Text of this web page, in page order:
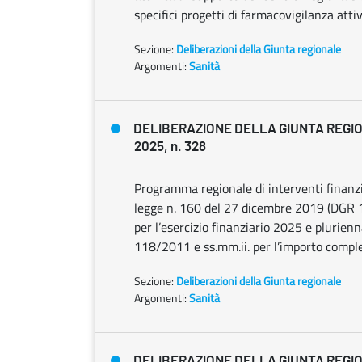
specifici progetti di farmacovigilanza
Sezione: Deliberazioni della Giunta regionale
Argomenti:Sanità
DELIBERAZIONE DELLA GIUNTA
2025, n. 328
Programma regionale di interventi
legge n. 160 del 27 dicembre 2019
per l’esercizio finanziario 2025 e
118/2011 e ss.mm.ii. per l’importo
Sezione: Deliberazioni della Giunta regionale
Argomenti:Sanità